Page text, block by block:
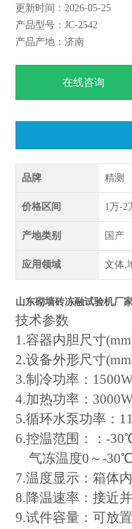
更新时间：2026-05-25
产品型号：JC-2542
产品产地：济南
在线咨询
品牌 精测
价格区间 1万-2
产地类别 国产
应用领域 文体,
山东砌墙砖冻融试验机厂
技术参数
1.容器内胆尺寸
2.设备外形尺寸
3.制冷功率：
4.加热功率：
5.循环水泵功率：
6.控温范围 ：：-30
气冻温度0 ～-30℃
7.温度显示：箱体
8.降温速率：接近
9.试件容量：可放